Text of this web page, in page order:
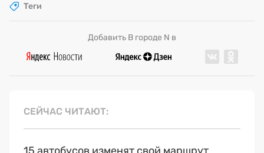
Теги
Добавить В городе N в
СЕЙЧАС ЧИТАЮТ
15 автобусов изменят свой маршрут